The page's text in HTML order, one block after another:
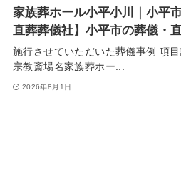
家族葬ホール小平小川｜小平
直葬葬儀社】小平市の葬儀・
施行させていただいた葬儀事例 項
宗教斎場名家族葬ホー...
2026年8月1日